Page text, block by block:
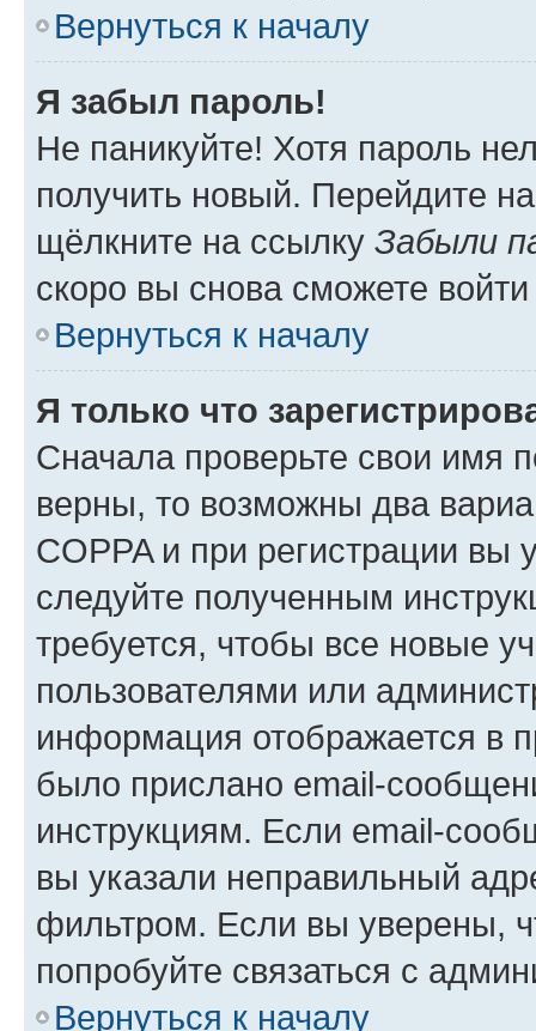
Вернуться к началу
Я забыл пароль!
Не паникуйте! Хотя пароль
получить новый. Перейдите
щёлкните на ссылку Забыли
скоро вы снова сможете
Вернуться к началу
Я только что
Сначала проверьте свои имя
верны, то возможны два
COPPA и при регистрации вы
следуйте полученным
требуется, чтобы все новые
пользователями или
информация отображается в
было прислано email-
инструкциям. Если email-
вы указали неправильный
фильтром. Если вы уверены,
попробуйте связаться с
Вернуться к началу